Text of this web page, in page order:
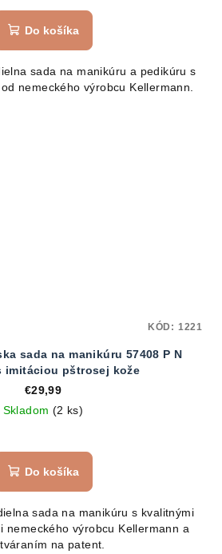
Do košíka
sada na manikúru a pedikúru s
nemeckého výrobcu Kellermann.
sada na manikúru 57408 P N
imitáciou pštrosej kože
€29,99
Skladom (2 ks)
hodnotenie
produktu
z
5
hviezdičiek.
Do košíka
sada na manikúru s kvalitnými
nemeckého výrobcu Kellermann a
na patent.
KÓD: 1221